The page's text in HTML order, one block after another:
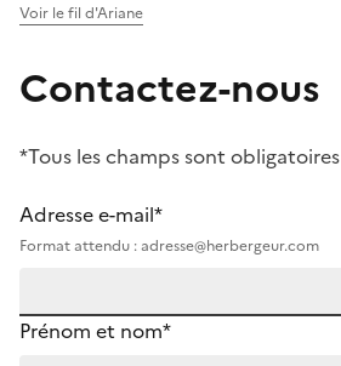
Voir le fil d'Ariane
Contactez-nous
*Tous les champs sont obligatoires
Adresse e-mail*
Format attendu : adresse@herbergeur.com
Prénom et nom*